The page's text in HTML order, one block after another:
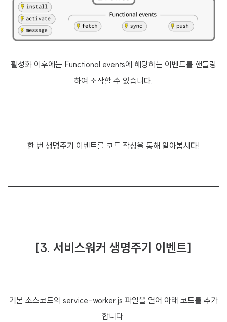
활성화 이후에는 Functional events에 해당하는 이벤트를 핸들링
하여 조작할 수 있습니다.
한 번 생명주기 이벤트를 코드 작성을 통해 알아봅시다!
[3. 서비스워커 생명주기 이벤트]
기본 소스코드의 service-worker.js 파일을 열어 아래 코드를 추가
합니다.